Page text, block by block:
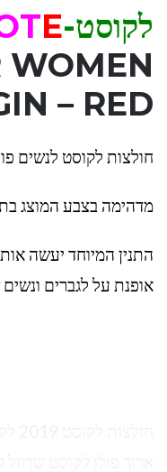
לקוסט-LACE
WOMEN
– RED
חולצות לקוסט לנשים
מדהימה בצבע המוצג
התנין המיוחד יעשה
אופנת על לגברים